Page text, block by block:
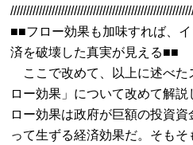
■■フロー効果も加味すれば、
済を破壊した真実が見える■■
ここで改めて、以上に述べた
ロー効果」について改めて解
ロー効果は政府が巨額の投資
って生ずる経済効果だ。そも